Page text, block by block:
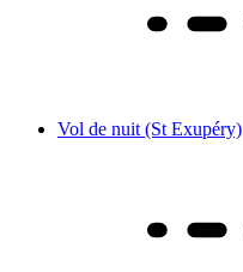
Vol de nuit (St Exupéry)